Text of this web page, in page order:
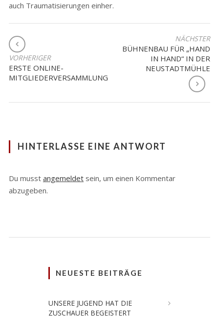
auch Traumatisierungen einher.
BEITRAGSNAVIGATION
VORHERIGER
ERSTE ONLINE-
MITGLIEDERVERSAMMLUNG
NÄCHSTER
BÜHNENBAU FÜR „HAND
IN HAND“ IN DER
NEUSTADTMÜHLE
HINTERLASSE EINE ANTWORT
Du musst angemeldetsein, um einen Kommentar
abzugeben.
NEUESTE BEITRÄGE
UNSERE JUGEND HAT DIE
ZUSCHAUER BEGEISTERT